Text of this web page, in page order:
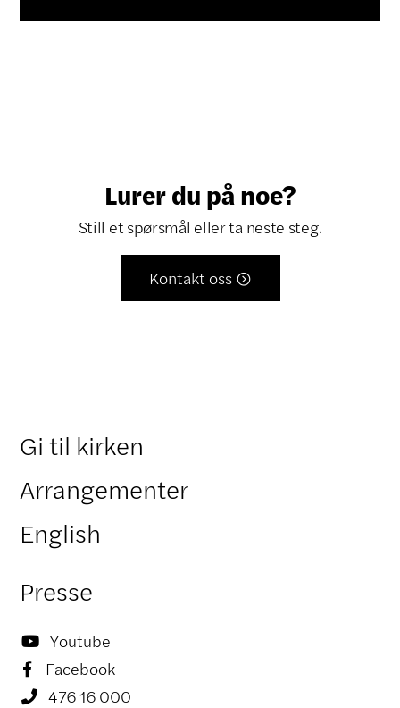
Lurer du på noe?
Still et spørsmål eller ta neste steg.
Kontakt oss 
Gi til kirken
Arrangementer
English
Presse
 Youtube
 Facebook
 476 16 000